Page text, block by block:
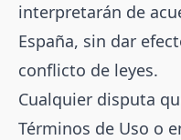
interpretarán de
España, sin dar
conflicto de leyes.
Cualquier disputa
Términos de Uso o